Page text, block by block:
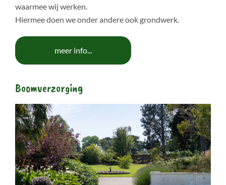
waarmee wij werken.
Hiermee doen we onder andere ook grondwerk.
meer info...
Boomverzorging